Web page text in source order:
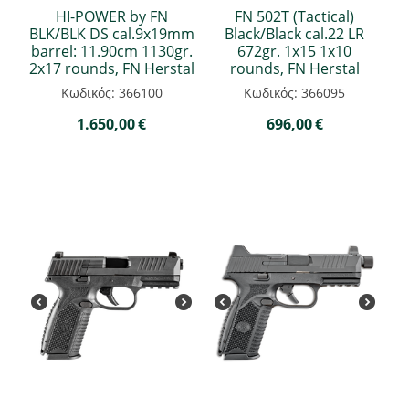
HI-POWER by FN
BLK/BLK DS cal.9x19mm
barrel: 11.90cm 1130gr.
2x17 rounds, FN Herstal
Κωδικός: 366100
1.650,00€
FN 502T (Tactical)
Black/Black cal.22 LR
672gr. 1x15 1x10
rounds, FN Herstal
Κωδικός: 366095
696,00€